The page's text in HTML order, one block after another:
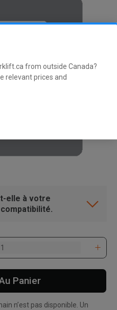
from outside Canada?
relevant prices and
elle à votre
Panier
n’est pas disponible. Un